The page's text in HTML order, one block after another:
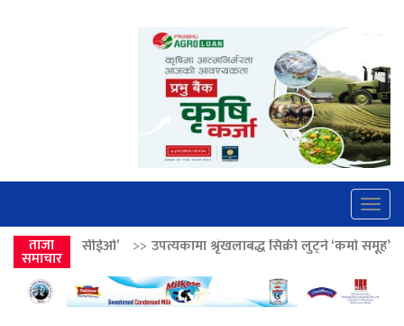
ताजा
समाचार
उपत्यकामा श्रृंखलाबद्ध सिक्री लुट्ने ‘कर्मा समूह’का नाइकेसहित पाँच पक्राउ